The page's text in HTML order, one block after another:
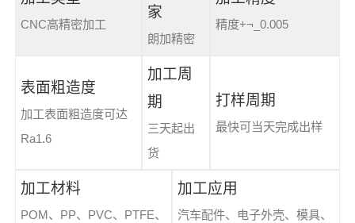
CNC高精密加工
家
朗加精密
精度+¬_0.005
表面粗造度
加工表面粗造度可达
Ra1.6
加工周
期
三天起出
货
打样周期
最快可当天完成出样
加工材料
POM、PP、PVC、PTFE、
加工应用
汽车配件、电子外壳、模具、